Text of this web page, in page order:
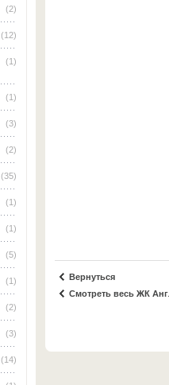
(2)
(12)
(1)
(1)
(3)
(2)
(35)
(1)
(1)
(5)
(1)
(2)
(3)
(14)
Вернуться
Смотреть весь ЖК